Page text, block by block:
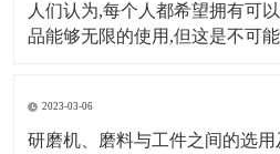
人们认为,每个人都希望拥有可
品能够无限的使用,但这是不可
定期维护和保养,使自动抛光机
态,保证了正常生产。首先
2023-03-06
研磨机、磨料与工件之间的选